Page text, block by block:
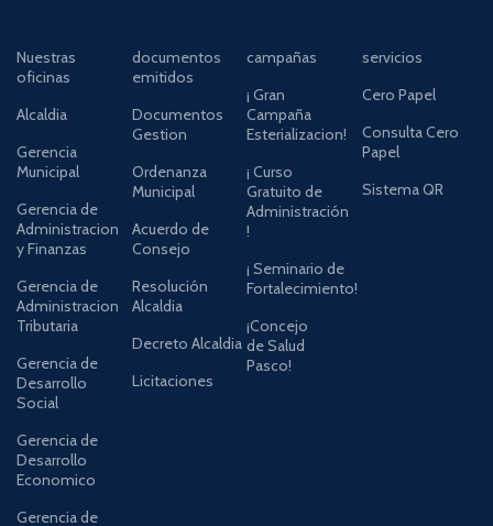
Nuestras
oficinas
Alcaldia
Gerencia
Municipal
Gerencia de
Administracion
y Finanzas
Gerencia de
Administracion
Tributaria
Gerencia de
Desarrollo
Social
Gerencia de
Desarrollo
Economico
Gerencia de
documentos
emitidos
Documentos
Gestion
Ordenanza
Municipal
Acuerdo de
Consejo
Resolución
Alcaldia
Decreto Alcaldia
Licitaciones
campañas
¡ Gran
Campaña
Esterializacion!
¡ Curso
Gratuito de
Administración
!
¡ Seminario de
Fortalecimiento!
¡Concejo
de Salud
Pasco!
servicios
Cero Papel
Consulta Cero
Papel
Sistema QR